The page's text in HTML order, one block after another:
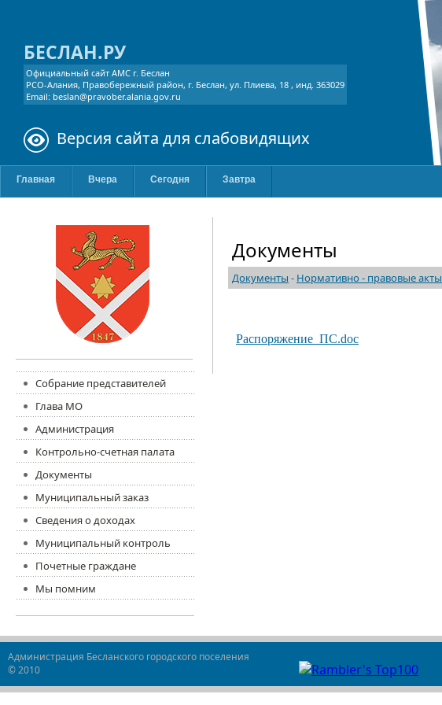
БЕСЛАН.РУ
Официальный сайт АМС г. Беслан
РСО-Алания, Правобережный район, г. Беслан, ул. Плиева, 18 , инд. 363029
Email: beslan@pravober.alania.gov.ru
Версия сайта для слабовидящих
Главная Вчера Сегодня Завтра
Собрание представителей
Глава МО
Администрация
Контрольно-счетная палата
Документы
Муниципальный заказ
Сведения о доходах
Муниципальный контроль
Почетные граждане
Мы помним
Документы
Документы - Нормативно - правовые акты
Распоряжение_ПС.doc
Администрация Бесланского городского поселения
© 2010